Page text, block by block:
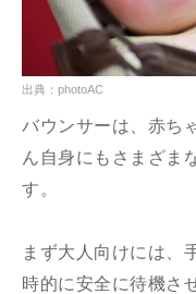
出典：photoAC
バウンサーは、赤ち
ん自身にもさまざま
す。
まず大人向けには、
時的に安全に待機さ